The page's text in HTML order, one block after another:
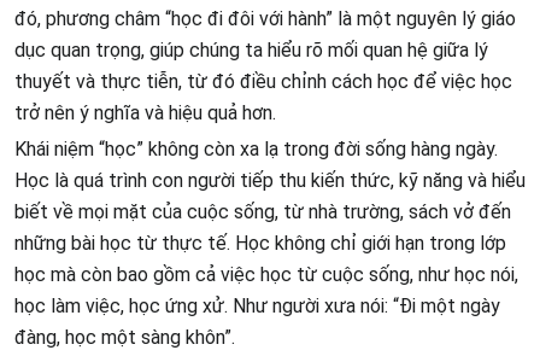
đó, phương châm “học đi đôi với hành” là một nguyên lý giáo
dục quan trọng, giúp chúng ta hiểu rõ mối quan hệ giữa lý
thuyết và thực tiễn, từ đó điều chỉnh cách học để việc học
trở nên ý nghĩa và hiệu quả hơn.
Khái niệm “học” không còn xa lạ trong đời sống hàng ngày.
Học là quá trình con người tiếp thu kiến thức, kỹ năng và hiểu
biết về mọi mặt của cuộc sống, từ nhà trường, sách vở đến
những bài học từ thực tế. Học không chỉ giới hạn trong lớp
học mà còn bao gồm cả việc học từ cuộc sống, như học nói,
học làm việc, học ứng xử. Như người xưa nói: “Đi một ngày
đàng, học một sàng khôn”.